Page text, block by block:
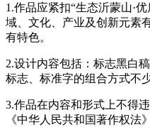
1.作品应紧扣“生态沂蒙山·
域、文化、产业及创新元素
有特色。
2.设计内容包括：标志黑白
标志、标准字的组合方式不
3.作品在内容和形式上不得
《中华人民共和国著作权法